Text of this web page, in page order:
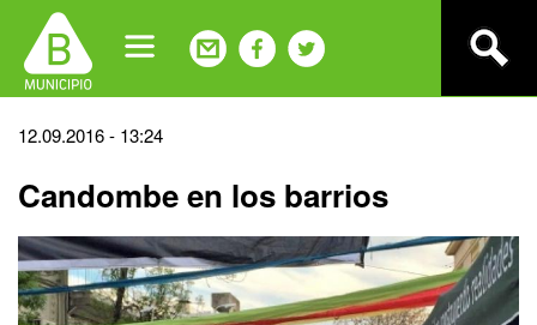
navigation
Back
top
12.09.2016 - 13:24
Candombe en los barrios